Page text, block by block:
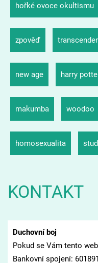
hořké ovoce okultismu
zpověď
new age harry
makumba woodoo
homosexualita stud
KONTAKT
Duchovní boj
Pokud se Vám tento
Bankovní spojení: